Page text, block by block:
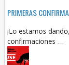
PRIMERAS
¡Lo estamos
confirmaciones …